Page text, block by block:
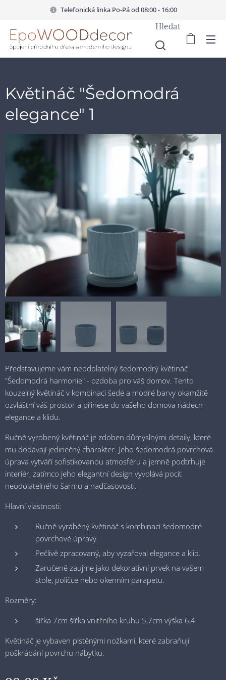
Telefonická linka Po-Pá od 08:00 - 16:00
Hledat
Květináč "Šedomodrá
elegance" 1
Představujeme vám neodolatelný šedomodrý květináč
"Šedomodrá harmonie" - ozdoba pro váš domov. Tento
kouzelný květináč v kombinaci šedé a modré barvy okamžitě
ozvláštní váš prostor a přinese do vašeho domova nádech
elegance a klidu.
Ručně vyrobený květináč je zdoben důmyslnými detaily, které
mu dodávají jedinečný charakter. Jeho šedomodrá povrchová
úprava vytváří sofistikovanou atmosféru a jemně podtrhuje
interiér, zatímco jeho elegantní design vyvolává pocit
neodolatelného šarmu a nadčasovosti.
Hlavní vlastnosti:
Ručně vyráběný květináč s kombinací šedomodré
povrchové úpravy.
Pečlivě zpracovaný, aby vyzařoval elegance a klid.
Zaručeně zaujme jako dekorativní prvek na vašem
stole, poličce nebo okenním parapetu.
Rozměry:
šířka 7cm šířka vnitřního kruhu 5,7cm výška 6,4
Květináč je vybaven plstěnými nožkami, které zabraňují
poškrábání povrchu nábytku.